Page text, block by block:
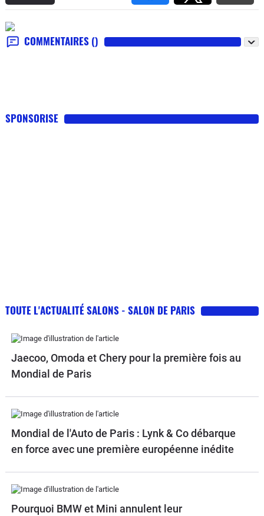
COMMENTAIRES ()
SPONSORISE
TOUTE L'ACTUALITÉ SALONS - SALON DE PARIS
Jaecoo, Omoda et Chery pour la première fois au
Mondial de Paris
Mondial de l'Auto de Paris : Lynk & Co débarque
en force avec une première européenne inédite
Pourquoi BMW et Mini annulent leur